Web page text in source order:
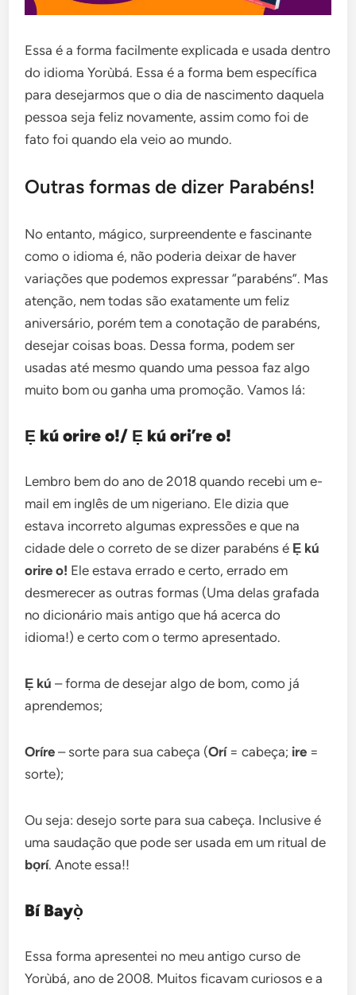
Essa é a forma facilmente explicada e usada dentro
do idioma Yorùbá. Essa é a forma bem específica
para desejarmos que o dia de nascimento daquela
pessoa seja feliz novamente, assim como foi de
fato foi quando ela veio ao mundo.
Outras formas de dizer Parabéns!
No entanto, mágico, surpreendente e fascinante
como o idioma é, não poderia deixar de haver
variações que podemos expressar “parabéns”. Mas
atenção, nem todas são exatamente um feliz
aniversário, porém tem a conotação de parabéns,
desejar coisas boas. Dessa forma, podem ser
usadas até mesmo quando uma pessoa faz algo
muito bom ou ganha uma promoção. Vamos lá:
Ẹ kú orire o!/ Ẹ kú ori’re o!
Lembro bem do ano de 2018 quando recebi um e-
mail em inglês de um nigeriano. Ele dizia que
estava incorreto algumas expressões e que na
cidade dele o correto de se dizer parabéns é Ẹ kú
orire o! Ele estava errado e certo, errado em
desmerecer as outras formas (Uma delas grafada
no dicionário mais antigo que há acerca do
idioma!) e certo com o termo apresentado.
Ẹ kú – forma de desejar algo de bom, como já
aprendemos;
Oríre – sorte para sua cabeça (Orí= cabeça; ire =
sorte);
Ou seja: desejo sorte para sua cabeça. Inclusive é
uma saudação que pode ser usada em um ritual de
bọrí. Anote essa!!
Bí Bayọ̀
Essa forma apresentei no meu antigo curso de
Yorùbá, ano de 2008. Muitos ficavam curiosos e a